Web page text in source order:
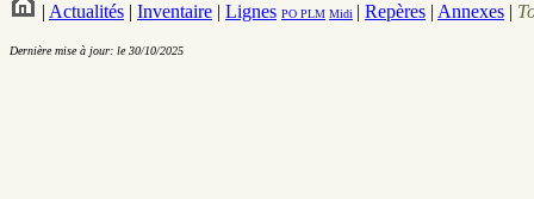
| Actualités | Inventaire | Lignes PO PLM Midi | Repères | Annexes |
Dernière mise à jour: le 30/10/2025